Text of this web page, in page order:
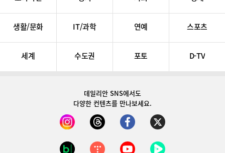
생활/문화 IT/과학 연예 스포츠
세계 수도권 포토 D-TV
데일리안 SNS에서도
다양한 컨텐츠를 만나보세요.